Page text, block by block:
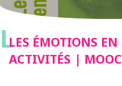
LLES ÉMOTIONS EN
ACTIVITÉS | MOOC